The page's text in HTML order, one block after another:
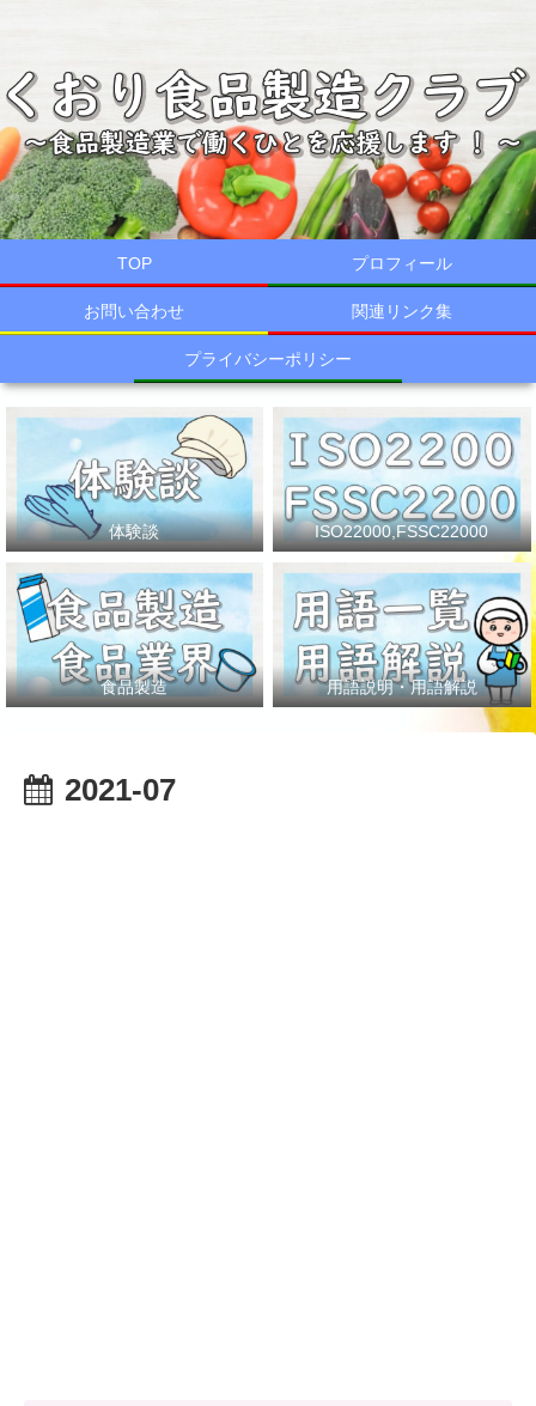
TOP プロフィール
お問い合わせ 関連リンク集
プライバシーポリシー
体験談 ISO22000,FSSC22000
食品製造 用語説明・用語解説
2021-07